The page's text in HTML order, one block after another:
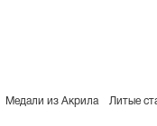
Медали из Акрила Литые